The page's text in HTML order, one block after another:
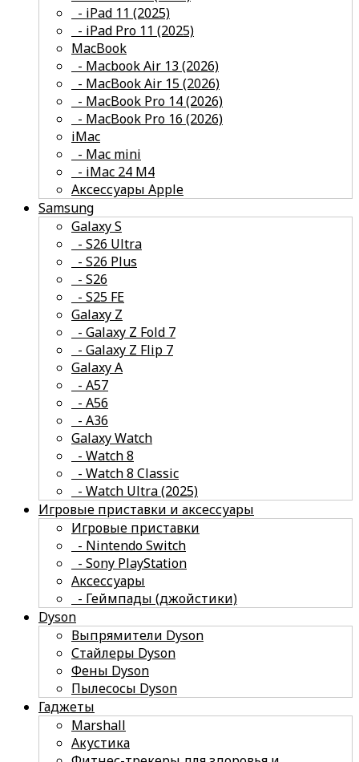
- iPad 11 (2025)
- iPad Pro 11 (2025)
MacBook
- Macbook Air 13 (2026)
- MacBook Air 15 (2026)
- MacBook Pro 14 (2026)
- MacBook Pro 16 (2026)
iMac
- Mac mini
- iMac 24 M4
Аксессуары Apple
Samsung
Galaxy S
- S26 Ultra
- S26 Plus
- S26
- S25 FE
Galaxy Z
- Galaxy Z Fold 7
- Galaxy Z Flip 7
Galaxy A
- A57
- А56
- А36
Galaxy Watch
- Watch 8
- Watch 8 Classic
- Watch Ultra (2025)
Игровые приставки и аксессуары
Игровые приставки
- Nintendo Switch
- Sony PlayStation
Аксессуары
- Геймпады (джойстики)
Dyson
Выпрямители Dyson
Стайлеры Dyson
Фены Dyson
Пылесосы Dyson
Гаджеты
Marshall
Акустика